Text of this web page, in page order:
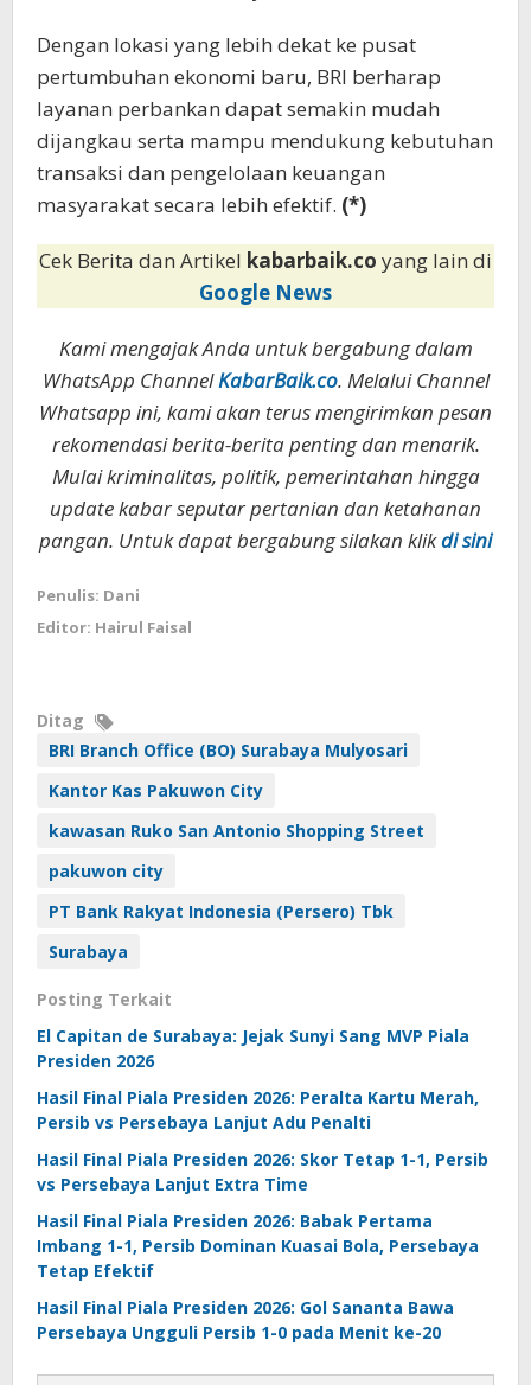
Dengan lokasi yang lebih dekat ke pusat
pertumbuhan ekonomi baru, BRI berharap
layanan perbankan dapat semakin mudah
dijangkau serta mampu mendukung kebutuhan
transaksi dan pengelolaan keuangan
masyarakat secara lebih efektif. (*)
Cek Berita dan Artikel kabarbaik.co yang lain di
Google News
Kami mengajak Anda untuk bergabung dalam
WhatsApp ChannelKabarBaik.co. Melalui Channel
Whatsapp ini, kami akan terus mengirimkan pesan
rekomendasi berita-berita penting dan menarik.
Mulai kriminalitas, politik, pemerintahan hingga
update kabar seputar pertanian dan ketahanan
pangan. Untuk dapat bergabung silakan klikdi sini
Penulis: Dani
Editor: Hairul Faisal
Ditag
BRI Branch Office (BO) Surabaya Mulyosari
Kantor Kas Pakuwon City
kawasan Ruko San Antonio Shopping Street
pakuwon city
PT Bank Rakyat Indonesia (Persero) Tbk
Surabaya
Posting Terkait
El Capitan de Surabaya: Jejak Sunyi Sang MVP Piala
Presiden 2026
Hasil Final Piala Presiden 2026: Peralta Kartu Merah,
Persib vs Persebaya Lanjut Adu Penalti
Hasil Final Piala Presiden 2026: Skor Tetap 1-1, Persib
vs Persebaya Lanjut Extra Time
Hasil Final Piala Presiden 2026: Babak Pertama
Imbang 1-1, Persib Dominan Kuasai Bola, Persebaya
Tetap Efektif
Hasil Final Piala Presiden 2026: Gol Sananta Bawa
Persebaya Ungguli Persib 1-0 pada Menit ke-20